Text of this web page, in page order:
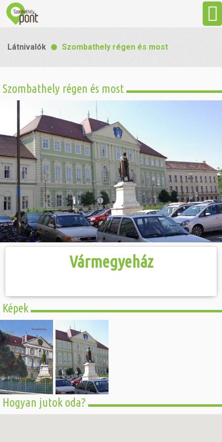
Látnivalók
Gasztronómia
Szállás
Sport
Szabadidő
Hasznos
Látnivalók Szombathely régen és most
Szombathely régen és most
Vármegyeház
Képek
Hogyan jutok oda?